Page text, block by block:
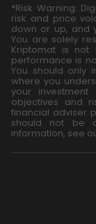
*Risk Warning:
risk and price
down or up, and
You are solely
Kriptomat is not
performance is
You should only
where you
your investment
objectives and
financial adviser
should not be
information, see